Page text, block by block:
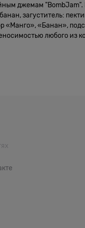
джемам
загуститель:
«Манго», «Банан»,
любого из